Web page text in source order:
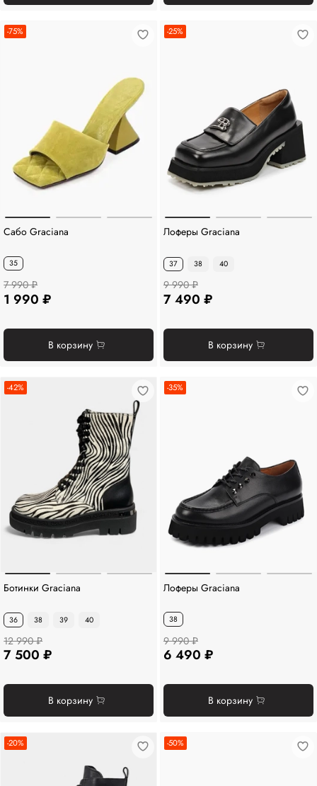
-75%
Сабо Graciana
35
7 990 ₽
1 990 ₽
В корзину
-25%
Лоферы Graciana
37 38 40
9 990 ₽
7 490 ₽
В корзину
-42%
Ботинки Graciana
36 38 39 40
12 990 ₽
7 500 ₽
В корзину
-35%
Лоферы Graciana
38
9 990 ₽
6 490 ₽
В корзину
-20% -50%